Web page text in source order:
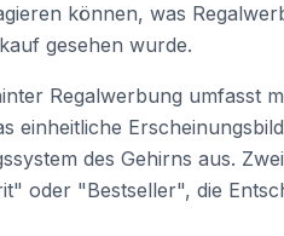
können, was
gesehen wurde.
Regalwerbung umfasst
einheitliche
des Gehirns aus.
oder "Bestseller", die